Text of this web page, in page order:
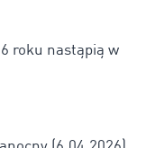
roku nastąpią w